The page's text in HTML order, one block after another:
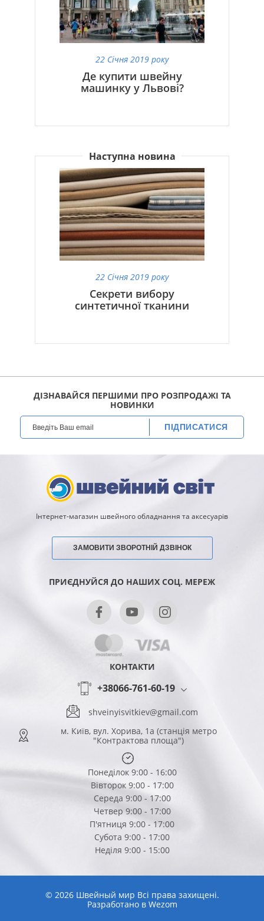
22 Січня 2019 року
Де купити швейну
машинку у Львові?
Наступна новина
22 Січня 2019 року
Секрети вибору
синтетичної тканини
ДІЗНАВАЙСЯ ПЕРШИМИ ПРО РОЗПРОДАЖІ ТА
НОВИНКИ
ПІДПИСАТИСЯ
Інтернет-магазин швейного обладнання та аксесуарів
ЗАМОВИТИ ЗВОРОТНІЙ ДЗВІНОК
ПРИЄДНУЙСЯ ДО НАШИХ СОЦ. МЕРЕЖ
КОНТАКТИ
+38066-761-60-19
shveinyisvitkiev@gmail.com
м. Київ, вул. Хорива, 1а (станція метро
"Контрактова площа")
Понеділок 9:00 - 16:00
Вівторок 9:00 - 17:00
Середа 9:00 - 17:00
Четвер 9:00 - 17:00
П'ятниця 9:00 - 17:00
Субота 9:00 - 17:00
Неділя 9:00 - 15:00
© 2026 Швейный мир Всі права захищені.
Разработано в Wezom